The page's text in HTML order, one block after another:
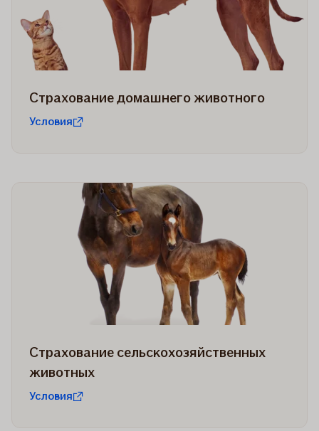
Страхование домашнего животного
Условия
Страхование сельскохозяйственных
животных
Условия